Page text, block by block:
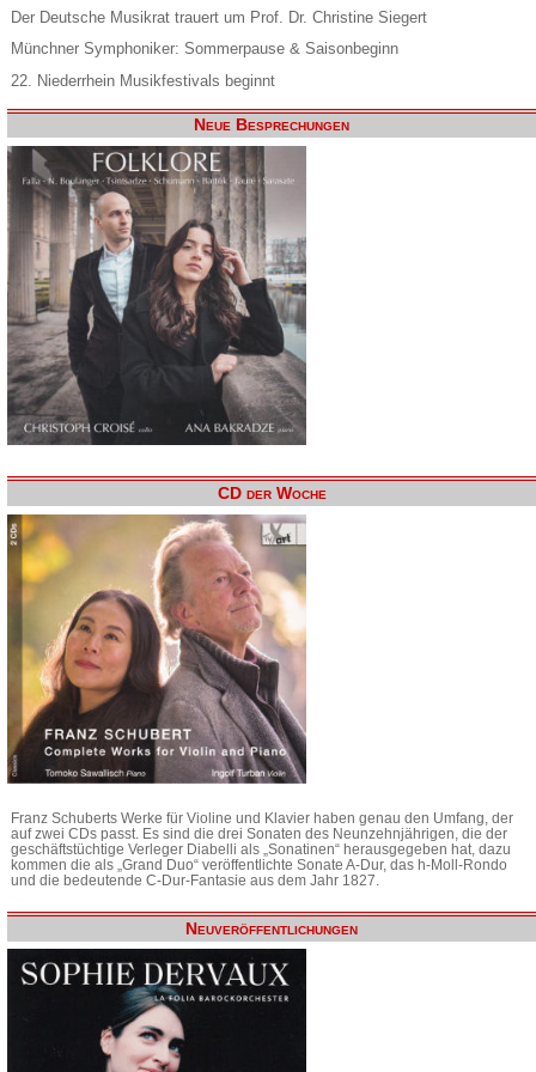
Der Deutsche Musikrat trauert um Prof. Dr. Christine Siegert
Münchner Symphoniker: Sommerpause & Saisonbeginn
22. Niederrhein Musikfestivals beginnt
Neue Besprechungen
CD der Woche
Franz Schuberts Werke für Violine und Klavier haben genau den Umfang, der
auf zwei CDs passt. Es sind die drei Sonaten des Neunzehnjährigen, die der
geschäftstüchtige Verleger Diabelli als „Sonatinen“ herausgegeben hat, dazu
kommen die als „Grand Duo“ veröffentlichte Sonate A-Dur, das h-Moll-Rondo
und die bedeutende C-Dur-Fantasie aus dem Jahr 1827.
Neuveröffentlichungen